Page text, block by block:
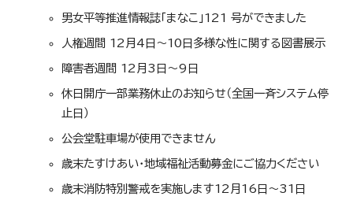
男女平等推進情報誌「まなこ」121 号ができました
人権週間 12月4日～10日多様な性に関する図書展示
障害者週間 12月3日～9日
休日開庁一部業務休止のお知らせ（全国一斉システム停
止日）
公会堂駐車場が使用できません
歳末たすけあい・地域福祉活動募金にご協力ください
歳末消防特別警戒を実施します12月16日～31日